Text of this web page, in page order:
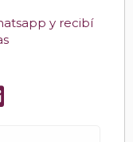
y recibí